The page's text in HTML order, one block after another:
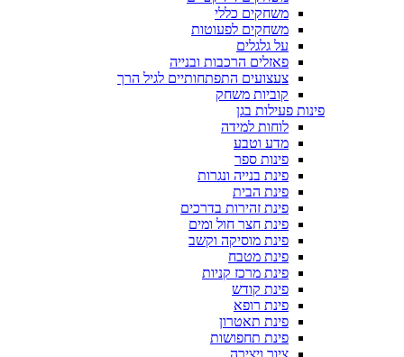
משחקים כללי
משחקים לפעוטות
על גלגלים
פאזלים הרכבות ובנייה
צעצועים התפתחותיים לגיל הרך
קוביות משחק
פינות פעילות בגן
לוחות למידה
מדע וטבע
פינות ספר
פינת בנייה ונגרות
פינת הבית
פינת זהירות בדרכים
פינת חצר חול ומים
פינת מוסיקה וקשב
פינת מטבח
פינת מרכז קניות
פינת קודש
פינת רופא
פינת תאטרון
פינת תחפושות
ציור ויצירה